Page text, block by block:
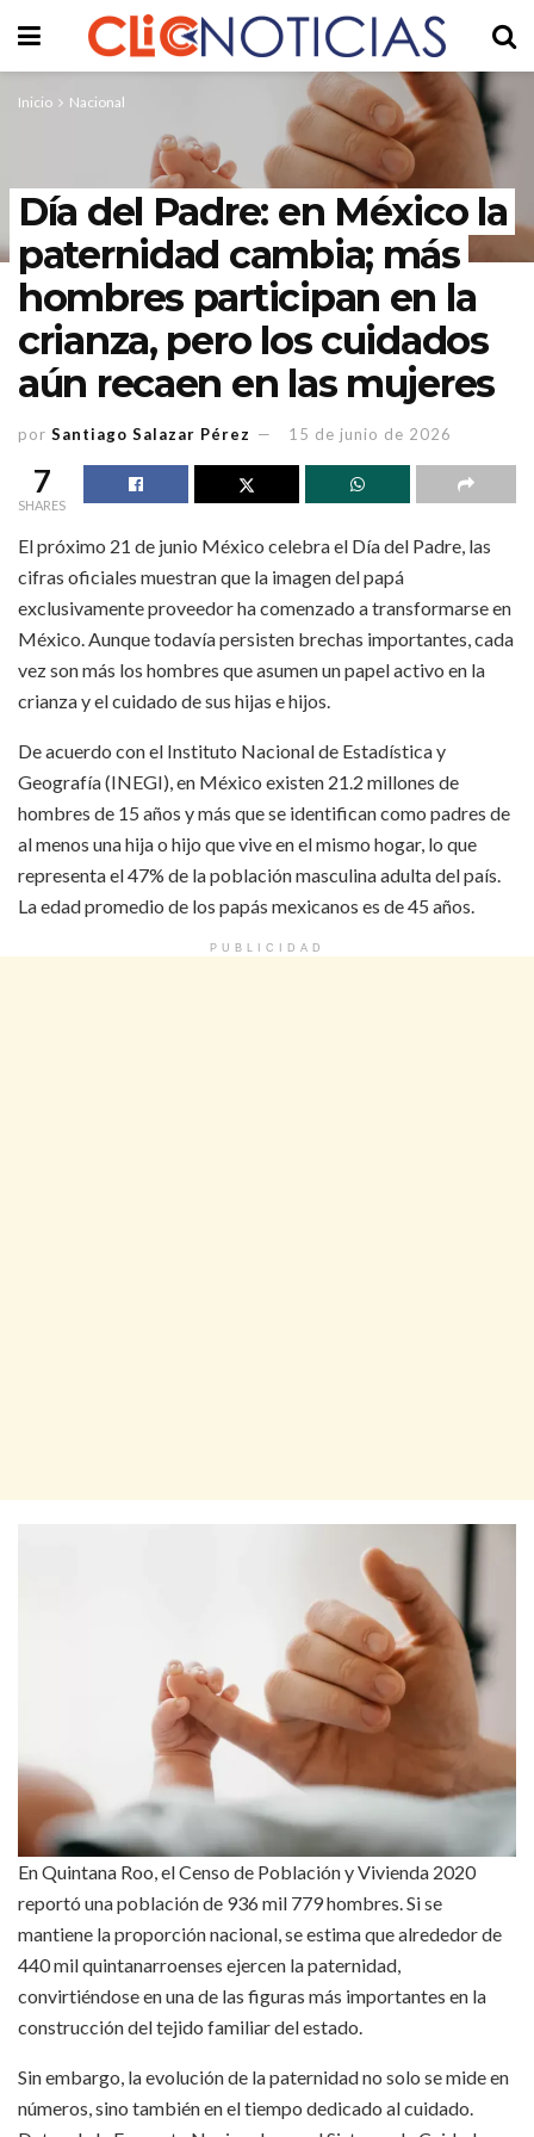
Inicio Nacional
Día del Padre: en México la
paternidad cambia; más
hombres participan en la
crianza, pero los cuidados
aún recaen en las mujeres
por Santiago Salazar Pérez 15 de junio de 2026
7
SHARES
El próximo 21 de junio México celebra el Día del Padre, las
cifras oficiales muestran que la imagen del papá
exclusivamente proveedor ha comenzado a transformarse en
México. Aunque todavía persisten brechas importantes, cada
vez son más los hombres que asumen un papel activo en la
crianza y el cuidado de sus hijas e hijos.
De acuerdo con el Instituto Nacional de Estadística y
Geografía (INEGI), en México existen 21.2 millones de
hombres de 15 años y más que se identifican como padres de
al menos una hija o hijo que vive en el mismo hogar, lo que
representa el 47% de la población masculina adulta del país.
La edad promedio de los papás mexicanos es de 45 años.
PUBLICIDAD
En Quintana Roo, el Censo de Población y Vivienda 2020
reportó una población de 936 mil 779 hombres. Si se
mantiene la proporción nacional, se estima que alrededor de
440 mil quintanarroenses ejercen la paternidad,
convirtiéndose en una de las figuras más importantes en la
construcción del tejido familiar del estado.
Sin embargo, la evolución de la paternidad no solo se mide en
números, sino también en el tiempo dedicado al cuidado.